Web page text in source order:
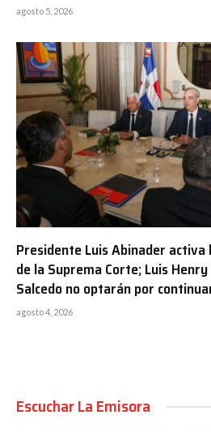
agosto 5, 2026
Presidente Luis Abinader activa
de la Suprema Corte; Luis
Salcedo no optarán por
agosto 4, 2026
Escuchar La Emisora